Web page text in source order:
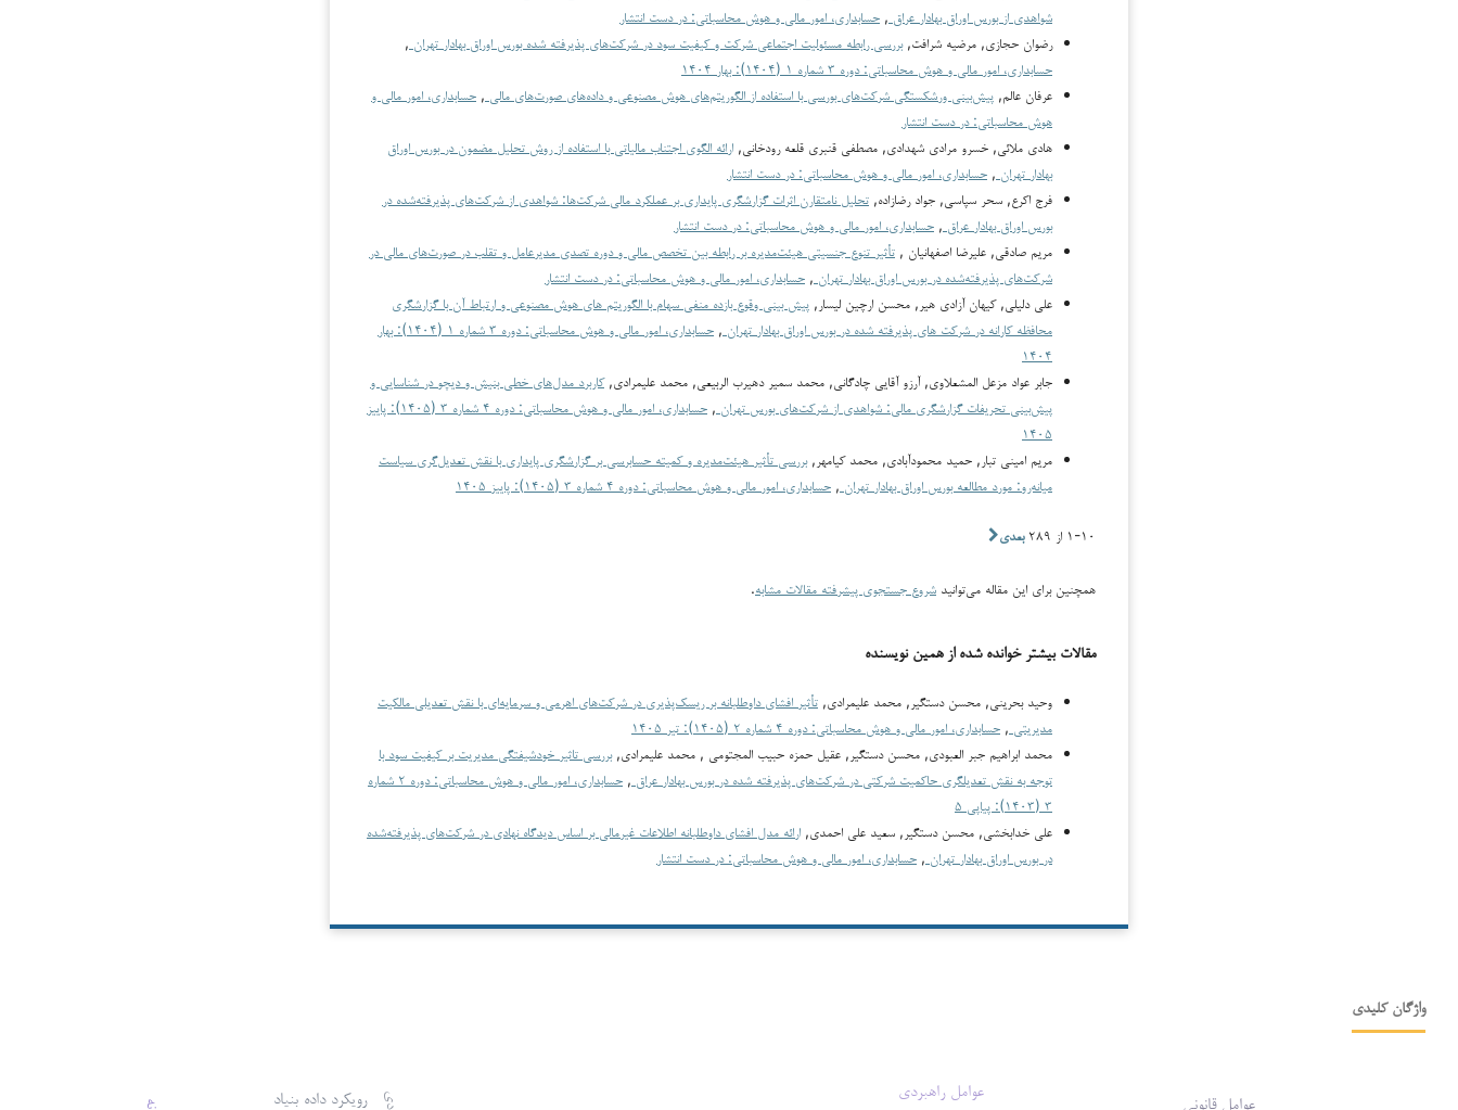
شواهدی از بورس اوراق بهادار عراق , حسابداری، امور مالی و هوش محاسباتی: در دست انتشار
رضوان حجازی, مرضیه شرافت,بررسی رابطه مسئولیت اجتماعی شرکت و کیفیت سود در شرکت‌های پذیرفته شده بورس اوراق بهادار تهران ,
حسابداری، امور مالی و هوش محاسباتی: دوره ۳ شماره ۱ (۱۴۰۴): بهار ۱۴۰۴
عرفان عالم, پیش‌بینی ورشکستگی شرکت‌های بورسی با استفاده از الگوریتم‌های هوش مصنوعی و داده‌های صورت‌های مالی , حسابداری، امور مالی و
هوش محاسباتی: در دست انتشار
هادی ملائی, خسرو مرادی شهدادی, مصطفی قنبری قلعه رودخانی, ارائه الگوی اجتناب مالیاتی با استفاده از روش تحلیل مضمون در بورس اوراق
بهادار تهران , حسابداری، امور مالی و هوش محاسباتی: در دست انتشار
فرج اکرع, سحر سپاسی, جواد رضازاده, تحلیل نامتقارن اثرات گزارشگری پایداری بر عملکرد مالی شرکت‌ها: شواهدی از شرکت‌های پذیرفته‌شده در
بورس اوراق بهادار عراق , حسابداری، امور مالی و هوش محاسباتی: در دست انتشار
مریم صادقی, علیرضا اصفهانیان , تأثیر تنوع جنسیتی هیئت‌مدیره بر رابطه بین تخصص مالی و دوره تصدی مدیرعامل و تقلب در صورت‌های مالی در
شرکت‌های پذیرفته‌شده در بورس اوراق بهادار تهران , حسابداری، امور مالی و هوش محاسباتی: در دست انتشار
علی دلیلی, کیهان آزادی هیر, محسن ارچین لیسار, پیش بینی وقوع بازده منفی سهام با الگوریتم های هوش مصنوعی و ارتباط آن با گزارشگری
محافظه کارانه در شرکت های پذیرفته شده در بورس اوراق بهادار تهران ,
حسابداری، امور مالی و هوش محاسباتی: دوره ۳ شماره ۱ (۱۴۰۴): بهار
۱۴۰۴
جابر عواد مزعل المشعلاوی, آرزو آقایی چادگانی, محمد سمير دهيرب الربيعي, محمد علیمرادی,کاربرد مدل‌های خطی بنیش و دیچو در شناسایی و
پیش‌بینی تحریفات گزارشگری مالی: شواهدی از شرکت‌های بورس تهران ,
حسابداری، امور مالی و هوش محاسباتی: دوره ۴ شماره ۳ (۱۴۰۵): پاییز
۱۴۰۵
مریم امینی تبار, حمید محمودآبادی, محمد کیامهر,بررسی تأثیر هیئت‌مدیره و کمیته حسابرسی بر گزارشگری پایداری با نقش تعدیل‌گری سیاست
میانه‌رو: مورد مطالعه بورس اوراق بهادار تهران , حسابداری، امور مالی و هوش محاسباتی: دوره ۴ شماره ۳ (۱۴۰۵): پاییز ۱۴۰۵
۱-۱۰ از ۲۸۹ بعدی
همچنین برای این مقاله می‌توانید شروع جستجوی پیشرفته مقالات مشابه.
مقالات بیشتر خوانده شده از همین نویسنده
وحید بحرینی, محسن دستگیر, محمد علیمرادی, تأثیر افشای داوطلبانه بر ریسک‌پذیری در شرکت‌های اهرمی و سرمایه‌ای با نقش تعدیلی مالکیت
مدیریتی , حسابداری، امور مالی و هوش محاسباتی: دوره ۴ شماره ۲ (۱۴۰۵): تیر ۱۴۰۵
محمد ابراهیم جبر العبودی, محسن دستگیر, عقیل حمزه حبیب المجتومى , محمد علیمرادی,بررسی تاثیر خودشیفتگی مدیریت بر کیفیت سود با
توجه به نقش تعدیلگری حاکمیت شرکتی در شرکت‌های پذیرفته شده در بورس بهادار عراق ,
حسابداری، امور مالی و هوش محاسباتی: دوره ۲ شماره
۳ (۱۴۰۳): پیاپی ۵
علی خدابخشی, محسن دستگیر, سعید علی احمدی, ارائه مدل افشای داوطلبانه اطلاعات غیرمالی بر اساس دیدگاه نهادی در شرکت‌های پذیرفته‌شده
در بورس اوراق بهادار تهران , حسابداری، امور مالی و هوش محاسباتی: در دست انتشار
واژگان کلیدی
رویکرد داده بنیاد عوامل قانونی
عوامل راهبردی